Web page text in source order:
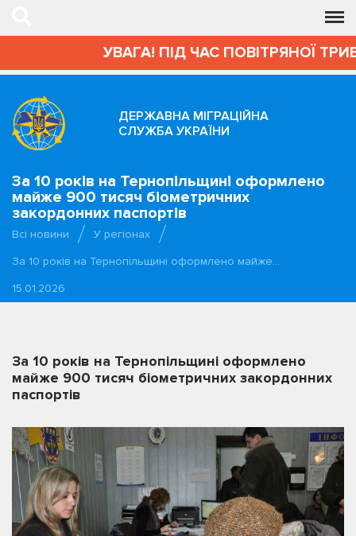
УВАГА! ПІД ЧАС ПОВІТРЯНОЇ
ДЕРЖАВНА МІГРАЦІЙНА
СЛУЖБА УКРАЇНИ
За 10 років на Тернопільщині оформлено
майже 900 тисяч біометричних
закордонних паспортів
Всі новини
У регіонах
За 10 років на Тернопільщині оформлено майже…
15.01.2026
За 10 років на Тернопільщині оформлено
майже 900 тисяч біометричних закордонних
паспортів